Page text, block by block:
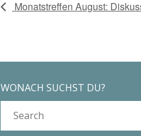
Monatstreffen August:
WONACH SUCHST DU?